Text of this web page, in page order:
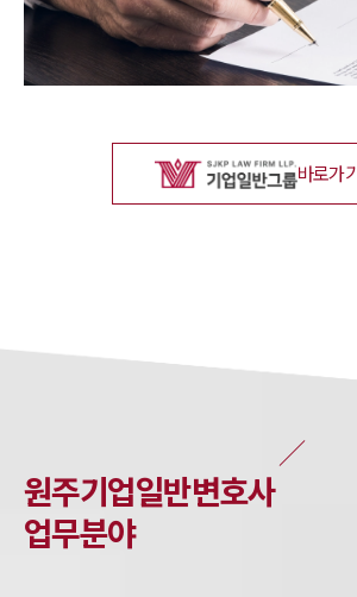
바로가기
원주기업일반변호사
업무분야